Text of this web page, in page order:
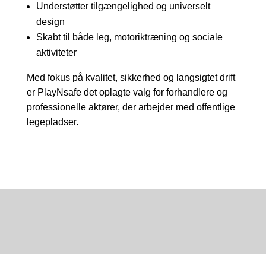
Understøtter tilgængelighed og universelt
design
Skabt til både leg, motoriktræning og sociale
aktiviteter
Med fokus på kvalitet, sikkerhed og langsigtet drift
er PlayNsafe det oplagte valg for forhandlere og
professionelle aktører, der arbejder med offentlige
legepladser.